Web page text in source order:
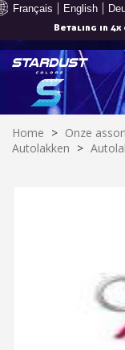
Français English
Betaling in 4x
Betaling in
Je
Deel je
Home > Onze
Autolakken >